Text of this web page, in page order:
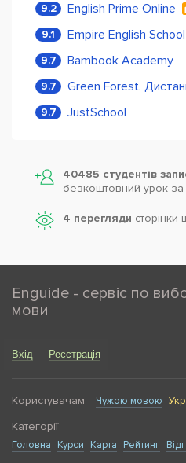
9.2 English Prime Online
9.1 Empire English School
9.7 Bambook Academy
9.7
9.7 JustSchool
40485 студентів
безкоштовний урок
4 перегляди сторінки
Enguide - сервіс по
мови
Вхід Реєстрація
Користувачам Чужою мовою
Категорії
Головна Курси Карта Рейтинг